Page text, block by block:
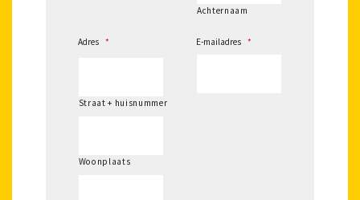
Achternaam
Adres *
Straat + huisnummer
Woonplaats
E-mailadres *